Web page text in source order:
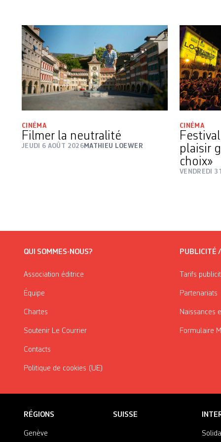
CINÉMA
Filmer la neutralité
JEUDI 6 AOÛT 2026MATHIEU LOEWER
CINÉMA
plaisir
choix»
VENDREDI
QUI SOMMES-NOUS?
Association éditrice
Équipe
Chartes
Soutenir Le Courrier
Contacts
Politique de cookies (UE)
PUBLICITÉ
Tarifs
Partenariats
Naissances
Formulaire
RÉGIONS
Genève
SUISSE